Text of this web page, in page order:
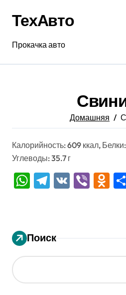
содержанию
ТехАвто
Прокачка авто
Домашняя
Калорийность: 609 ккал,
Углеводы: 35.7 г
WhatsApp
Telegram
VK Viber
Поиск